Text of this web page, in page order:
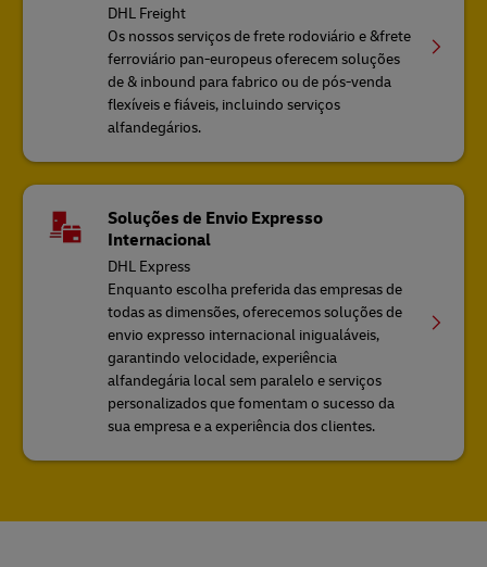
DHL Freight
Os nossos serviços de frete rodoviário e &frete
ferroviário pan-europeus oferecem soluções
de & inbound para fabrico ou de pós-venda
flexíveis e fiáveis, incluindo serviços
alfandegários.
Soluções de Envio Expresso
Internacional
DHL Express
Enquanto escolha preferida das empresas de
todas as dimensões, oferecemos soluções de
envio expresso internacional inigualáveis,
garantindo velocidade, experiência
alfandegária local sem paralelo e serviços
personalizados que fomentam o sucesso da
sua empresa e a experiência dos clientes.